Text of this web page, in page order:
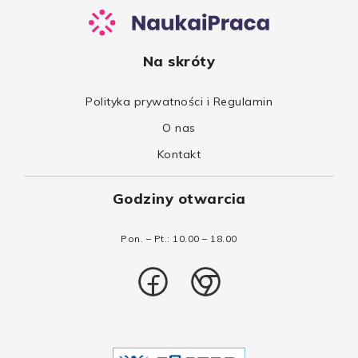
Na skróty
Polityka prywatności i Regulamin
O nas
Kontakt
Godziny otwarcia
Pon. – Pt.: 10.00 – 18.00